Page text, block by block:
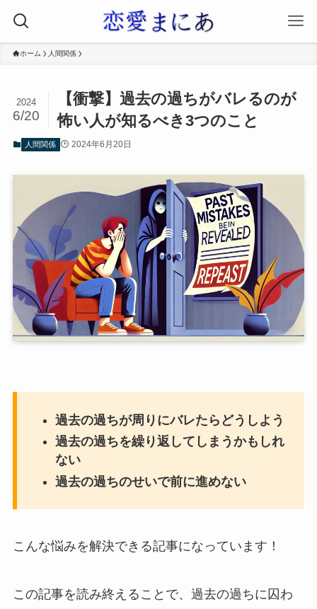
ホーム 人間関係
【衝撃】過去の過ちがバレるのが
怖い人が知るべき3つのこと
2024
6/20
人間関係 2024年6月20日
過去の過ちが周りにバレたらどうしよう
過去の過ちを繰り返してしまうかもしれ
ない
過去の過ちのせいで前に進めない
こんな悩みを解決できる記事になっています！
この記事を読み終えることで、過去の過ちに囚わ